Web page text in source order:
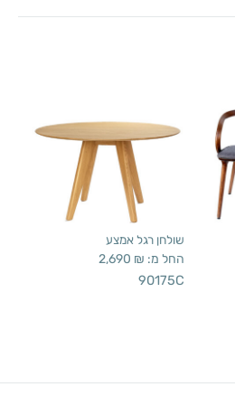
שולחן רגל אמצע
החל מ: 2,690 ₪
90175C